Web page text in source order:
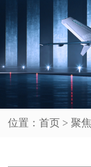
位置：首页 > 聚